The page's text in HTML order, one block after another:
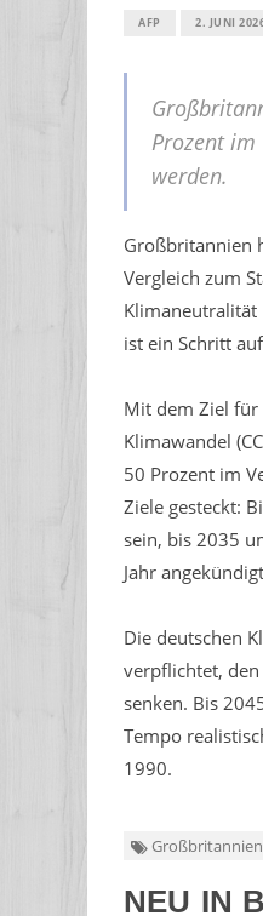
AFP 2. JUNI
Prozent
werden.
Großbritannien
Vergleich zum
Klimaneutralität
ist ein Schritt
Mit dem Ziel für
Klimawandel
50 Prozent im
Ziele gesteckt:
sein, bis 2035
Jahr
Die deutschen
verpflichtet,
senken. Bis
Tempo
1990.
NEU IN